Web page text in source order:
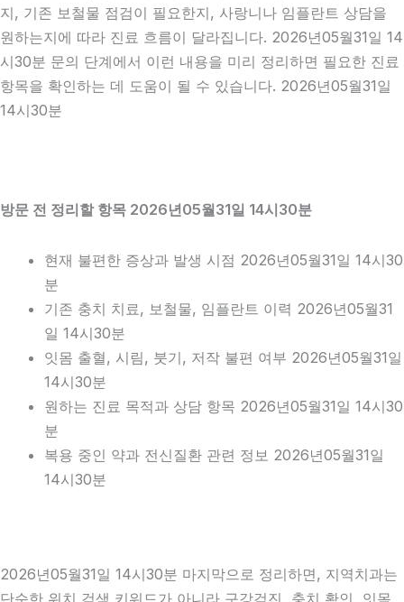
지, 기존 보철물 점검이 필요한지, 사랑니나 임플란트 상담을
원하는지에 따라 진료 흐름이 달라집니다. 2026년05월31일 14
시30분 문의 단계에서 이런 내용을 미리 정리하면 필요한 진료
항목을 확인하는 데 도움이 될 수 있습니다. 2026년05월31일
14시30분
방문 전 정리할 항목 2026년05월31일 14시30분
현재 불편한 증상과 발생 시점 2026년05월31일 14시30
분
기존 충치 치료, 보철물, 임플란트 이력 2026년05월31
일 14시30분
잇몸 출혈, 시림, 붓기, 저작 불편 여부 2026년05월31일
14시30분
원하는 진료 목적과 상담 항목 2026년05월31일 14시30
분
복용 중인 약과 전신질환 관련 정보 2026년05월31일
14시30분
2026년05월31일 14시30분 마지막으로 정리하면, 지역치과는